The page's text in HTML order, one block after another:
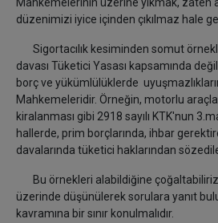
Mahkemelerinin üzerine yıkmak, zaten
düzenimizi iyice içinden çıkılmaz hale
Sigortacılık kesiminden somut
davası Tüketici Yasası kapsamında
borç ve yükümlülüklerde
Mahkemeleridir. Örneğin, motorlu
kiralanması gibi 2918 sayılı KTK'nun
hallerde, prim borçlarında, ihbar
davalarında tüketici haklarından
Bu örnekleri alabildiğine
üzerinde düşünülerek sorulara yanıt
kavramına bir sınır konulmalıdır.